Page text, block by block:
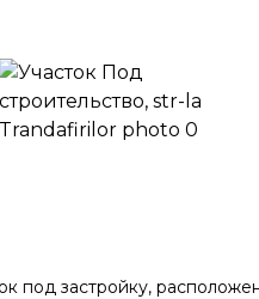
под застройку,